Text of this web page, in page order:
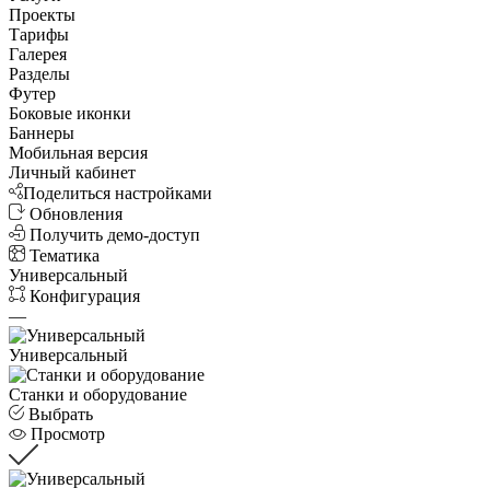
Проекты
Тарифы
Галерея
Разделы
Футер
Боковые иконки
Баннеры
Мобильная версия
Личный кабинет
Поделиться настройками
Обновления
Получить демо-доступ
Тематика
Универсальный
Конфигурация
—
Универсальный
Станки и оборудование
Выбрать
Просмотр